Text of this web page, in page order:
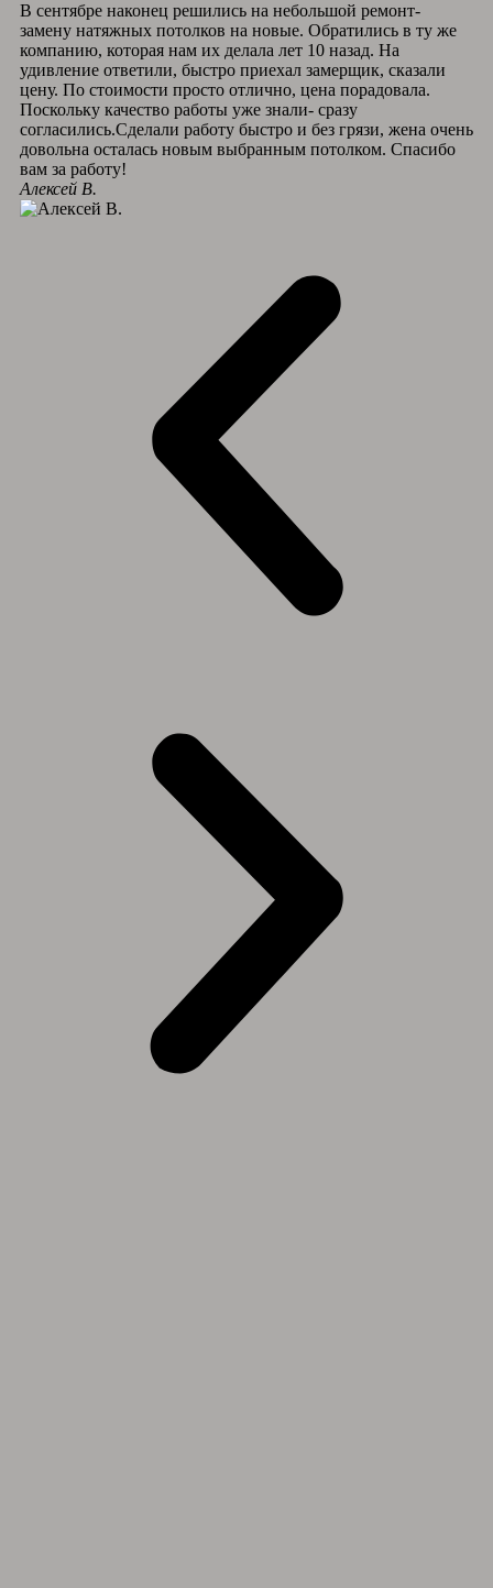
В сентябре наконец решились на небольшой ремонт-
замену натяжных потолков на новые. Обратились в ту же
компанию, которая нам их делала лет 10 назад. На
удивление ответили, быстро приехал замерщик, сказали
цену. По стоимости просто отлично, цена порадовала.
Поскольку качество работы уже знали- сразу
согласились.Сделали работу быстро и без грязи, жена очень
довольна осталась новым выбранным потолком. Спасибо
вам за работу!
Алексей В.